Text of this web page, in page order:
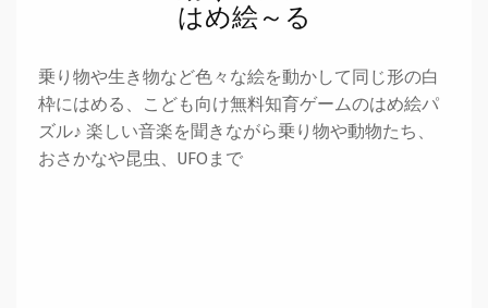
はめ絵～る
乗り物や生き物など色々な絵を動かして同じ形の白
枠にはめる、こども向け無料知育ゲームのはめ絵パ
ズル♪ 楽しい音楽を聞きながら乗り物や動物たち、
おさかなや昆虫、UFOまで